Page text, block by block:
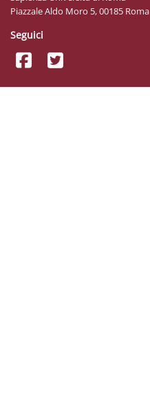
Piazzale Aldo Moro 5, 00185 Roma
Seguici